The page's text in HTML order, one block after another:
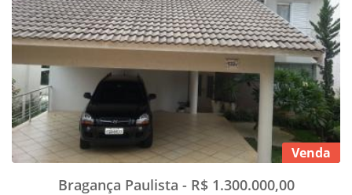
Venda
Bragança Paulista - R$ 1.300.000,00